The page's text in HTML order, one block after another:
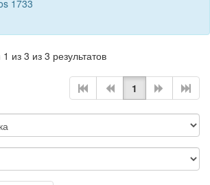
1733
из 3 из 3 результатов
1